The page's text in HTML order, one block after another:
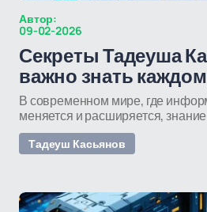
Автор:
09-02-2026
Секреты Тадеуша
важно знать
В современном мире, где
меняется и расширяется,
Тадеуш Касьянов